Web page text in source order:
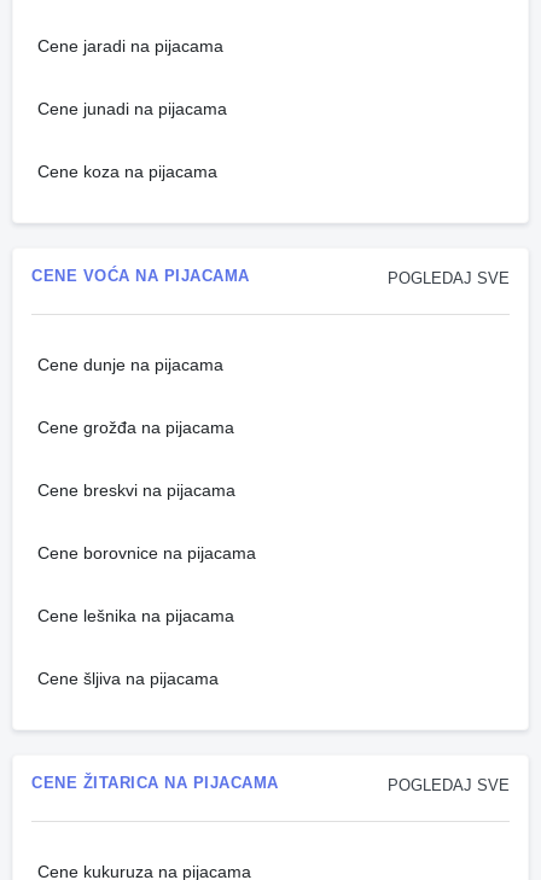
Cene jaradi na pijacama
Cene junadi na pijacama
Cene koza na pijacama
POGLEDAJ SVE
CENE VOĆA NA PIJACAMA
Cene dunje na pijacama
Cene grožđa na pijacama
Cene breskvi na pijacama
Cene borovnice na pijacama
Cene lešnika na pijacama
Cene šljiva na pijacama
POGLEDAJ SVE
CENE ŽITARICA NA PIJACAMA
Cene kukuruza na pijacama